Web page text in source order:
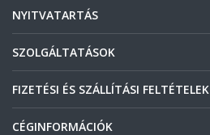
NYITVATARTÁS
SZOLGÁLTATÁSOK
FIZETÉSI ÉS SZÁLLÍTÁSI FELTÉTELEK
CÉGINFORMÁCIÓK